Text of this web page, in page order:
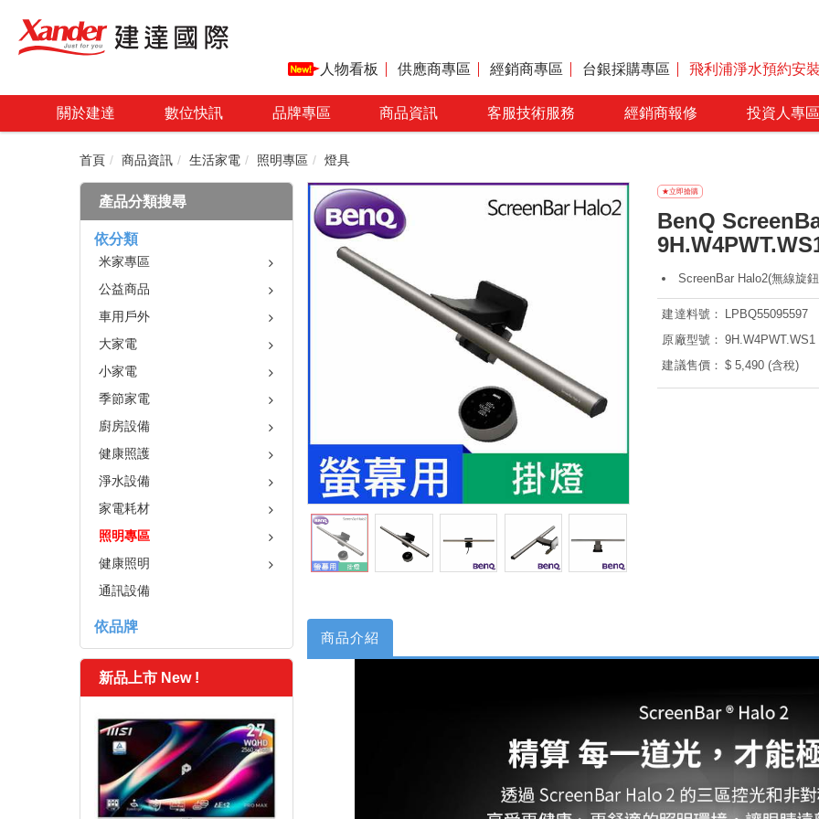
人物看板 供應商專區 經銷商專區 台銀採購專區 飛利浦淨水預約安
關於建達 數位快訊 品牌專區 商品資訊 客服技術服務 經銷商報修 投資人專區
首頁 商品資訊 生活家電 照明專區 燈具
產品分類搜尋
依分類
米家專區
公益商品
車用戶外
大家電
小家電
季節家電
廚房設備
健康照護
淨水設備
家電耗材
照明專區
健康照明
通訊設備
依品牌
新品上市 New !
BenQ
ScreenBar Halo2(無線旋
建達料號：
LPBQ55095597
原廠型號： 9H.W4PWT.WS1
建議售價： $ 5,490 (含稅)
商品介紹